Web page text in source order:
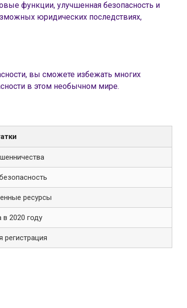
функции, улучшенная безопасность и
юридических последствиях,
вы сможете избежать многих
в этом необычном мире.
ресурсы
в 2020 году
регистрация